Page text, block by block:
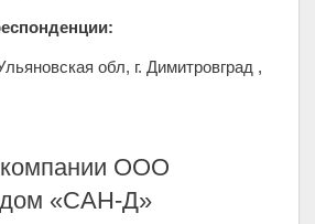
обл, г. Димитровград ,
компании ООО
дом «САН-Д»